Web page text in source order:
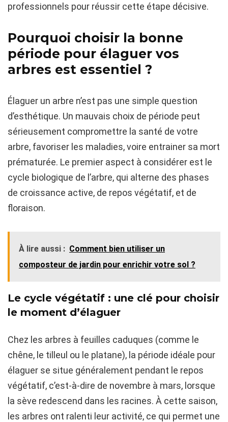
professionnels pour réussir cette étape décisive.
Pourquoi choisir la bonne
période pour élaguer vos
arbres est essentiel ?
Élaguer un arbre n’est pas une simple question
d’esthétique. Un mauvais choix de période peut
sérieusement compromettre la santé de votre
arbre, favoriser les maladies, voire entrainer sa mort
prématurée. Le premier aspect à considérer est le
cycle biologique de l’arbre, qui alterne des phases
de croissance active, de repos végétatif, et de
floraison.
À lire aussi : Comment bien utiliser un
composteur de jardin pour enrichir votre sol ?
Le cycle végétatif : une clé pour choisir
le moment d’élaguer
Chez les arbres à feuilles caduques (comme le
chêne, le tilleul ou le platane), la période idéale pour
élaguer se situe généralement pendant le repos
végétatif, c’est-à-dire de novembre à mars, lorsque
la sève redescend dans les racines. À cette saison,
les arbres ont ralenti leur activité, ce qui permet une